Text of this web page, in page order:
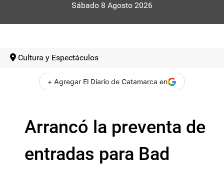
Sábado 8 Agosto 2026
Cultura y Espectáculos
+ Agregar El Diario de Catamarca en
Arrancó la preventa de
entradas para Bad